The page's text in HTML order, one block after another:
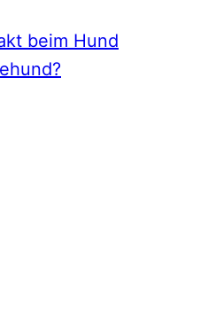
beim Hund